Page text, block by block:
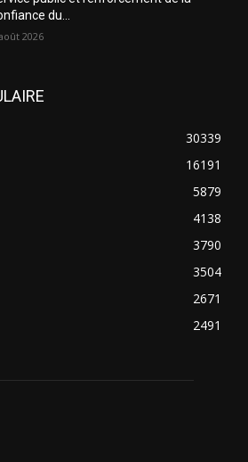
du...
2026
30339
16191
5879
4138
3790
3504
2671
2491